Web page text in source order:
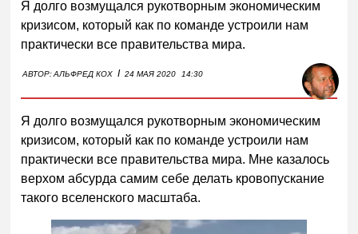
Я долго возмущался рукотворным экономическим
кризисом, который как по команде устроили нам
практически все правительства мира.
АВТОР:АЛЬФРЕД КОХ I 24 МАЯ 2020 14:30
Я долго возмущался рукотворным экономическим
кризисом, который как по команде устроили нам
практически все правительства мира. Мне казалось
верхом абсурда самим себе делать кровопускание
такого вселенского масштаба.